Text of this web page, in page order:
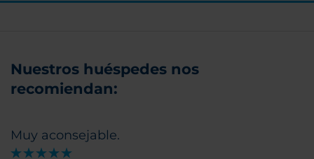
Nuestros huéspedes nos
recomiendan:
Muy aconsejable.